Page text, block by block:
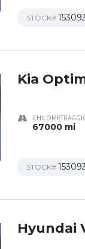
STOCK#
Kia
67000 mi
STOCK#
Hyundai